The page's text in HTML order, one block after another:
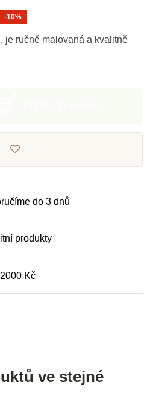
-10%
je ručně malovaná a kvalitně
do 3 dnů
produkty
Kč
ve stejné